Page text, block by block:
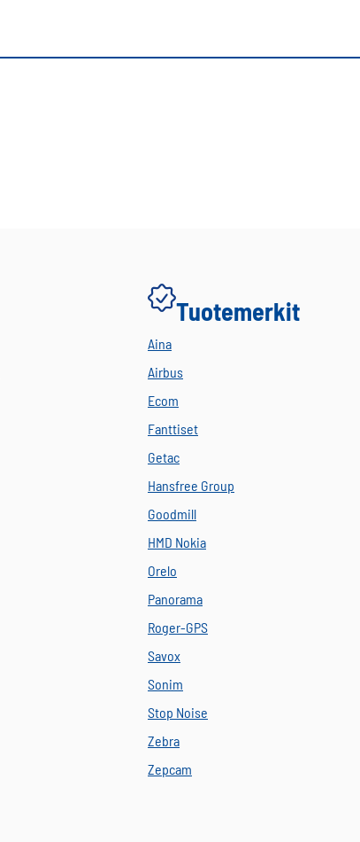
Tuotemerkit
Aina
Airbus
Ecom
Fanttiset
Getac
Hansfree Group
Goodmill
HMD Nokia
Orelo
Panorama
Roger-GPS
Savox
Sonim
Stop Noise
Zebra
Zepcam